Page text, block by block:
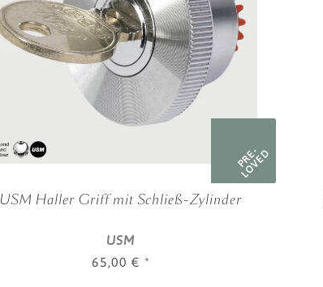
PRE-
LOVED
USM Haller Griff mit Schließ-Zylinder
USM
65,00 € *